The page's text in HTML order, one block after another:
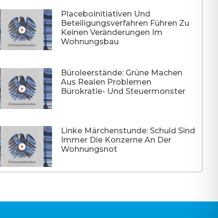
Placeboinitiativen Und
Beteiligungsverfahren Führen Zu
Keinen Veränderungen Im
Wohnungsbau
Büroleerstände: Grüne Machen
Aus Realen Problemen
Bürokratie- Und Steuermonster
Linke Märchenstunde: Schuld Sind
Immer Die Konzerne An Der
Wohnungsnot